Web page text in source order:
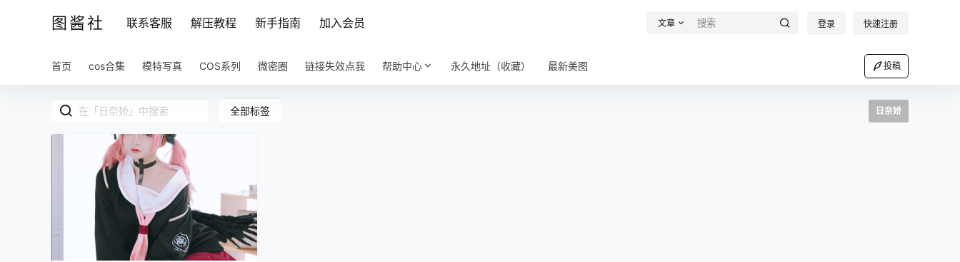
图酱社 联系客服 解压教程 新手指南 加入会员 文章 登录 快速注册
首页 cos合集 模特写真 COS系列 微密圈 链接失效点我 帮助中心 永久地址（收藏） 最新美图 投稿
全部标签 日奈娇